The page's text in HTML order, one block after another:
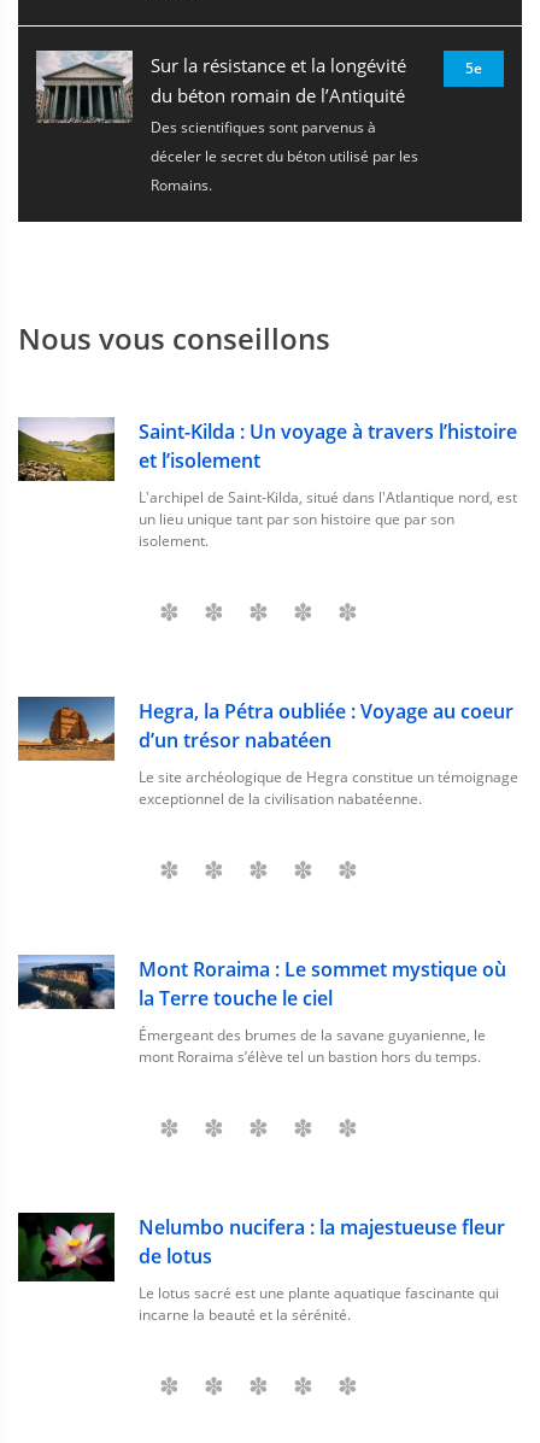
Sur la résistance et la longévité
du béton romain de l’Antiquité
Des scientifiques sont parvenus à
déceler le secret du béton utilisé par les
Romains.
5e
Nous vous conseillons
Saint-Kilda : Un voyage à travers l’histoire
et l’isolement
L'archipel de Saint-Kilda, situé dans l'Atlantique nord, est
un lieu unique tant par son histoire que par son
isolement.
Hegra, la Pétra oubliée : Voyage au coeur
d’un trésor nabatéen
Le site archéologique de Hegra constitue un témoignage
exceptionnel de la civilisation nabatéenne.
Mont Roraima : Le sommet mystique où
la Terre touche le ciel
Émergeant des brumes de la savane guyanienne, le
mont Roraima s’élève tel un bastion hors du temps.
Nelumbo nucifera : la majestueuse fleur
de lotus
Le lotus sacré est une plante aquatique fascinante qui
incarne la beauté et la sérénité.